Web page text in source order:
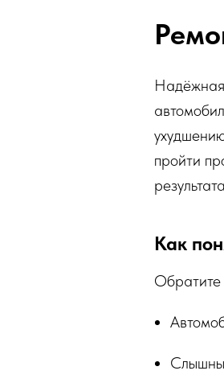
Надёжная
пройти
Как
Слышны